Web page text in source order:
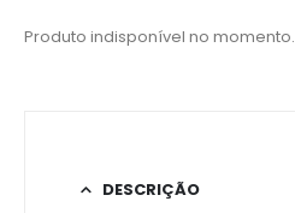
Produto indisponível no momento.
DESCRIÇÃO